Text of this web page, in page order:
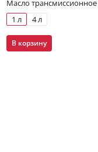
Масло трансмиссионное
1 л
4 л
В корзину